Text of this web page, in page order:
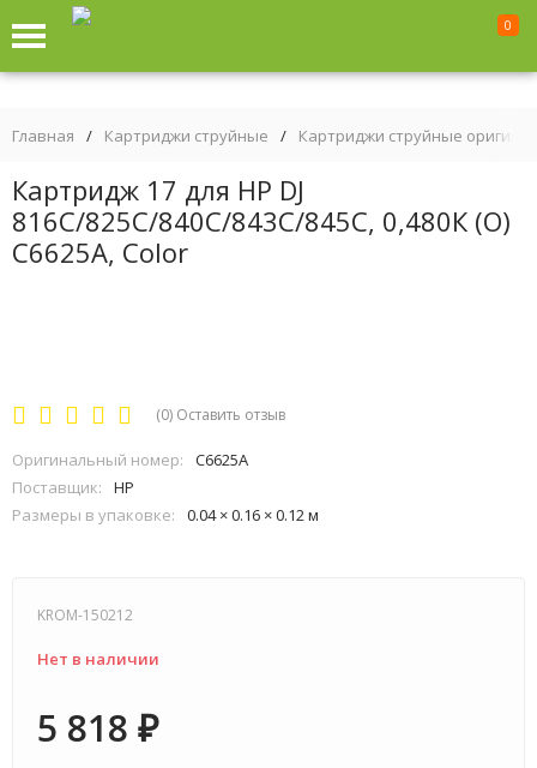
0
Главная / Картриджи струйные / Картриджи струйные
Картридж 17 для HP DJ
816C/825C/840C/843C/845C, 0,480К (O)
C6625A, Color
(0) Оставить отзыв
Оригинальный номер:
C6625A
Поставщик:
HP
Размеры в упаковке:
0.04 × 0.16 × 0.12 м
KROM-150212
Нет в наличии
5 818 ₽